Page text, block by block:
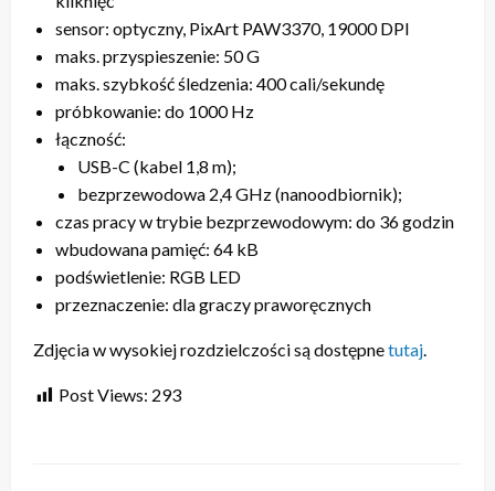
sensor: optyczny, PixArt PAW3370, 19000 DPI
maks. przyspieszenie: 50 G
maks. szybkość śledzenia: 400 cali/sekundę
próbkowanie: do 1000 Hz
łączność:
USB-C (kabel 1,8 m);
bezprzewodowa 2,4 GHz (nanoodbiornik);
czas pracy w trybie bezprzewodowym: do 36 godzin
wbudowana pamięć: 64 kB
podświetlenie: RGB LED
przeznaczenie: dla graczy praworęcznych
Zdjęcia w wysokiej rozdzielczości są dostępnetutaj.
Post Views: 293